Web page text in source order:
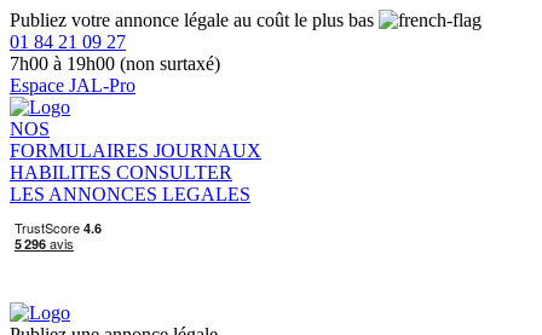
Publiez votre annonce légale au coût le plus bas
01 84 21 09 27
7h00 à 19h00 (non surtaxé)
Espace JAL-Pro
NOS
FORMULAIRES JOURNAUX
HABILITES CONSULTER
LES ANNONCES LEGALES